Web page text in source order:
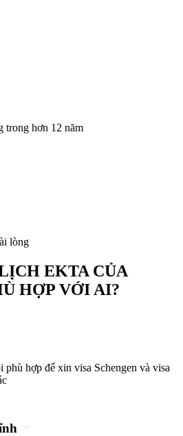
trong hơn 12 năm
lòng
EKTA CỦA
HỢP VỚI AI?
hợp để xin visa Schengen và visa